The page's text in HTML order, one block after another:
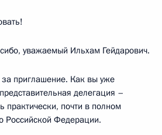
уважаемый Ильхам Гейдарович.
приглашение. Как вы уже
делегация –
практически, почти в полном
Российской Федерации.